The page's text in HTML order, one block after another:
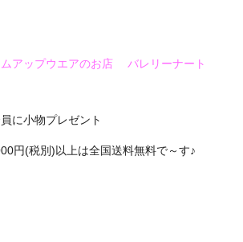
アップウエアのお店 バレリーナート
に小物プレゼント
円(税別)以上は全国送料無料で～す♪